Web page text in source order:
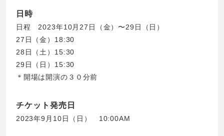
日時
日程 2023年10月27日（金）〜29日（日）
27日（金）18:30
28日（土）15:30
29日（日）15:30
＊開場は開演の３０分前
チケット発売日
2023年9月10日（日） 10:00AM